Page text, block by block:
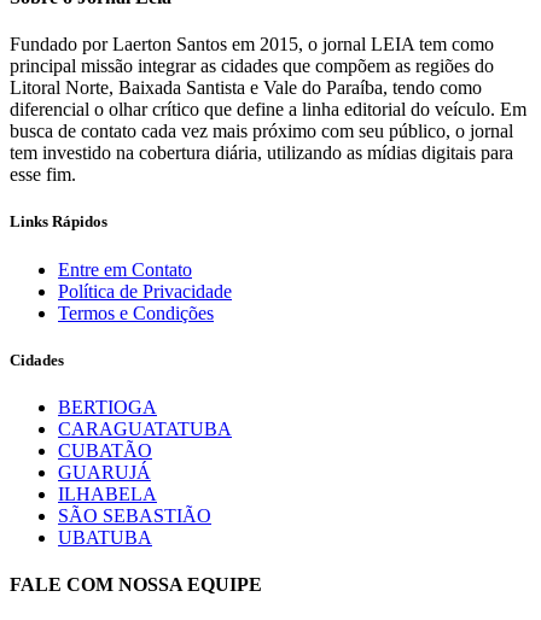
Fundado por Laerton Santos em 2015, o jornal LEIA tem como
principal missão integrar as cidades que compõem as regiões do
Litoral Norte, Baixada Santista e Vale do Paraíba, tendo como
diferencial o olhar crítico que define a linha editorial do veículo. Em
busca de contato cada vez mais próximo com seu público, o jornal
tem investido na cobertura diária, utilizando as mídias digitais para
esse fim.
Links Rápidos
Entre em Contato
Política de Privacidade
Termos e Condições
Cidades
BERTIOGA
CARAGUATATUBA
CUBATÃO
GUARUJÁ
ILHABELA
SÃO SEBASTIÃO
UBATUBA
FALE COM NOSSA EQUIPE